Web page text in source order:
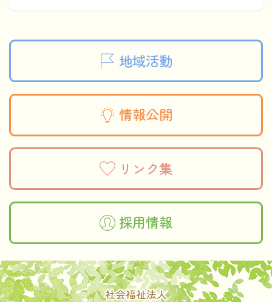
地域活動
情報公開
リンク集
採用情報
社会福祉法人